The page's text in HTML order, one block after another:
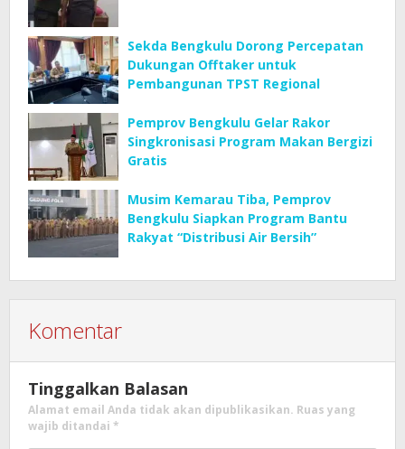
Sekda Bengkulu Dorong Percepatan
Dukungan Offtaker untuk
Pembangunan TPST Regional
Pemprov Bengkulu Gelar Rakor
Singkronisasi Program Makan Bergizi
Gratis
Musim Kemarau Tiba, Pemprov
Bengkulu Siapkan Program Bantu
Rakyat “Distribusi Air Bersih”
Komentar
Tinggalkan Balasan
Alamat email Anda tidak akan dipublikasikan. Ruas yang
wajib ditandai *